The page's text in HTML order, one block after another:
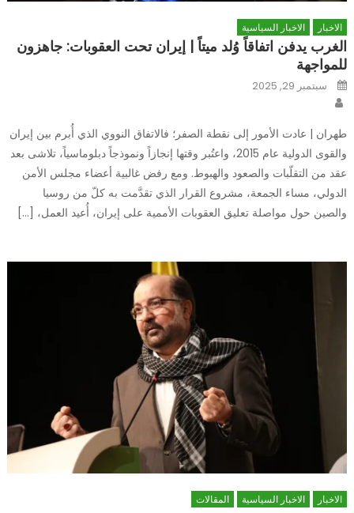
الاخبار الاخبار السياسية
الغرب يدفن اتفاقاً وُلد ميتاً | إيران تحت العقوبات: جاهزون
للمواجهة
Posted
onسبتمبر 29, 2025
طهران | عادت الأمور إلى نقطة الصفر؛ فالاتفاق النووي الذي أُبرم بين إيران
والقوى الدولية عام 2015، واعتُبر وقتها إنجازاً ونموذجاً دبلوماسياً، تلاشى بعد
عقد من التقلّبات والصعود والهبوط. ومع رفض غالبية أعضاء مجلس الأمن
الدولي، مساء الجمعة، مشروع القرار الذي تقدَّمت به كلّ من روسيا
والصين حول مواصلة تعليق العقوبات الأممية على إيران، أُعيد العمل، […]
الاخبار الاخبار السياسية المقالات